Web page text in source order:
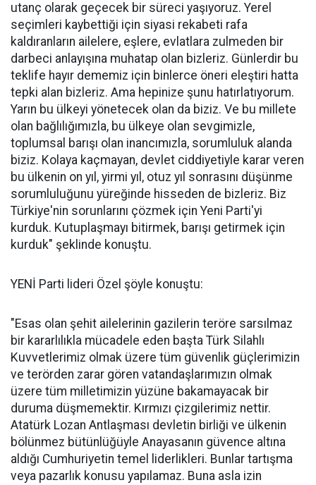
utanç olarak geçecek bir süreci yaşıyoruz. Yerel
seçimleri kaybettiği için siyasi rekabeti rafa
kaldıranların ailelere, eşlere, evlatlara zulmeden bir
darbeci anlayışına muhatap olan bizleriz. Günlerdir bu
teklife hayır dememiz için binlerce öneri eleştiri hatta
tepki alan bizleriz. Ama hepinize şunu hatırlatıyorum.
Yarın bu ülkeyi yönetecek olan da biziz. Ve bu millete
olan bağlılığımızla, bu ülkeye olan sevgimizle,
toplumsal barışı olan inancımızla, sorumluluk alanda
biziz. Kolaya kaçmayan, devlet ciddiyetiyle karar veren
bu ülkenin on yıl, yirmi yıl, otuz yıl sonrasını düşünme
sorumluluğunu yüreğinde hisseden de bizleriz. Biz
Türkiye'nin sorunlarını çözmek için Yeni Parti'yi
kurduk. Kutuplaşmayı bitirmek, barışı getirmek için
kurduk" şeklinde konuştu.
YENİ Parti lideri Özel şöyle konuştu:
"Esas olan şehit ailelerinin gazilerin teröre sarsılmaz
bir kararlılıkla mücadele eden başta Türk Silahlı
Kuvvetlerimiz olmak üzere tüm güvenlik güçlerimizin
ve terörden zarar gören vatandaşlarımızın olmak
üzere tüm milletimizin yüzüne bakamayacak bir
duruma düşmemektir. Kırmızı çizgilerimiz nettir.
Atatürk Lozan Antlaşması devletin birliği ve ülkenin
bölünmez bütünlüğüyle Anayasanın güvence altına
aldığı Cumhuriyetin temel liderlikleri. Bunlar tartışma
veya pazarlık konusu yapılamaz. Buna asla izin